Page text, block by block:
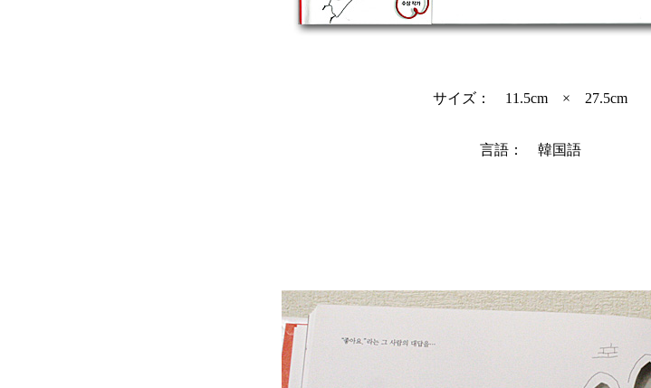
サイズ： 11.5cm × 27.5cm
言語： 韓国語